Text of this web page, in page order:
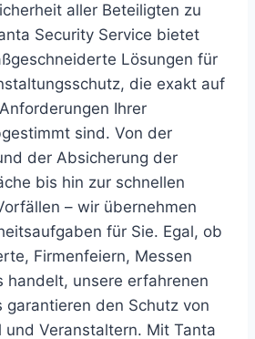
aller Beteiligten zu
Security Service bietet
Lösungen für
die exakt auf
Ihrer
sind. Von der
der Absicherung der
bis hin zur schnellen
– wir übernehmen
für Sie. Egal, ob
Firmenfeiern, Messen
handelt, unsere erfahrenen
garantieren den Schutz von
und Veranstaltern. Mit Tanta